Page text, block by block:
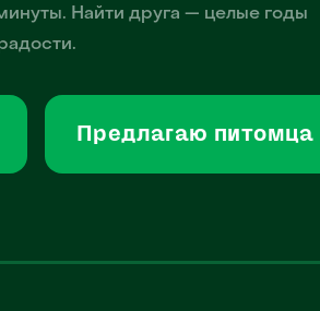
Найти друга — целые годы
Предлагаю питомца